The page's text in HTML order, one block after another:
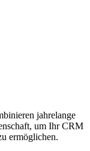
jahrelange
um Ihr CRM
ermöglichen.